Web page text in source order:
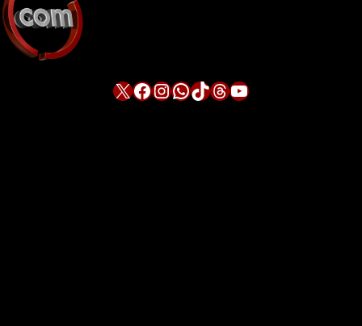
X Facebook InstagramWhatsApp TikTok Threads YouTube